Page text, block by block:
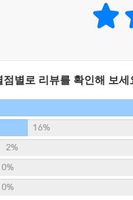
점별로 리뷰를 확인해 보세
16%
2%
0%
0%